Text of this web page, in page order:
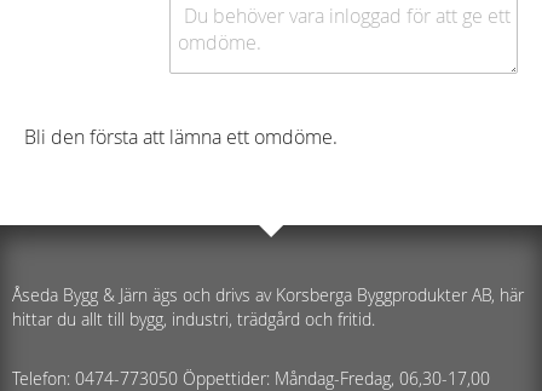
Bli den första att lämna ett omdöme.
Åseda Bygg & Järn ägs och drivs av Korsberga Byggprodukter AB, här
hittar du allt till bygg, industri, trädgård och fritid.
Telefon: 0474-773050 Öppettider: Måndag-Fredag, 06,30-17,00